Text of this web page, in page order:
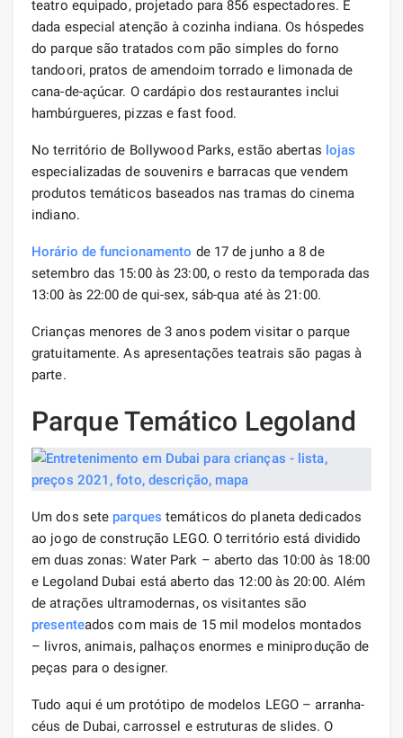
teatro equipado, projetado para 856 espectadores. É
dada especial atenção à cozinha indiana. Os hóspedes
do parque são tratados com pão simples do forno
tandoori, pratos de amendoim torrado e limonada de
cana-de-açúcar. O cardápio dos restaurantes inclui
hambúrgueres, pizzas e fast food.
No território de Bollywood Parks, estão abertas lojas
especializadas de souvenirs e barracas que vendem
produtos temáticos baseados nas tramas do cinema
indiano.
Horário de funcionamento de 17 de junho a 8 de
setembro das 15:00 às 23:00, o resto da temporada das
13:00 às 22:00 de qui-sex, sáb-qua até às 21:00.
Crianças menores de 3 anos podem visitar o parque
gratuitamente. As apresentações teatrais são pagas à
parte.
Parque Temático Legoland
Um dos sete parques temáticos do planeta dedicados
ao jogo de construção LEGO. O território está dividido
em duas zonas: Water Park – aberto das 10:00 às 18:00
e Legoland Dubai está aberto das 12:00 às 20:00. Além
de atrações ultramodernas, os visitantes são
presenteados com mais de 15 mil modelos montados
– livros, animais, palhaços enormes e miniprodução de
peças para o designer.
Tudo aqui é um protótipo de modelos LEGO – arranha-
céus de Dubai, carrossel e estruturas de slides. O